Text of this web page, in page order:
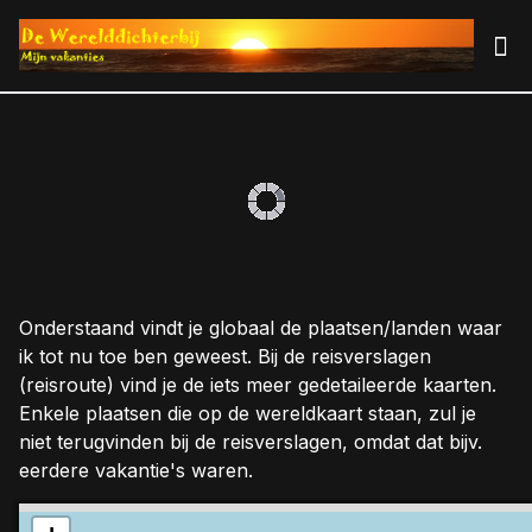
Onderstaand vindt je globaal de plaatsen/landen waar
ik tot nu toe ben geweest. Bij de reisverslagen
(reisroute) vind je de iets meer gedetaileerde kaarten.
Enkele plaatsen die op de wereldkaart staan, zul je
niet terugvinden bij de reisverslagen, omdat dat bijv.
eerdere vakantie's waren.